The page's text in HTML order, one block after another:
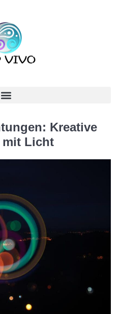
Kreative
mit Licht